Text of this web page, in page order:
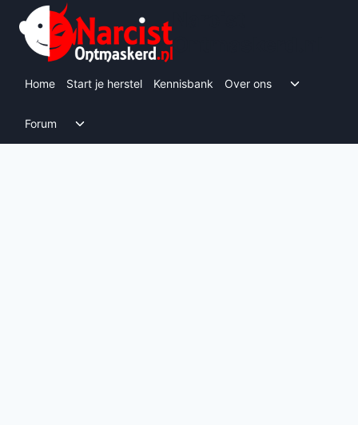
Doorgaan
naar
inhoud
Home Start je herstel Kennisbank Over ons Toggle
Forum Toggle submenu